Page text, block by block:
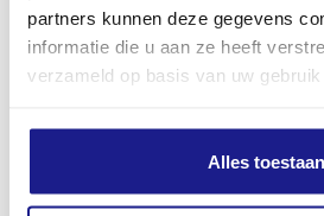
partners kunnen deze gegevens
informatie die u aan ze heeft
verzameld op basis van uw
Alles toestaan
OPENINGSTIJDEN
Maandag t/m vrijdag: 07:30
Zaterdag:
Zondag: gesloten
Routebeschrijving